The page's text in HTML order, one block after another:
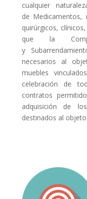
cualquier
de Medicamentos,
quirúrgicos,
que la
y
necesarios al
muebles
celebración de
contratos
adquisición de
destinados al